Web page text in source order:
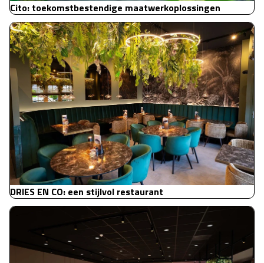
Cito: toekomstbestendige maatwerkoplossingen
DRIES EN CO: een stijlvol restaurant
DRIES EN CO: een stijlvol restaurant
Maasvlakte: eigentijdse Bedrijfsrestaurant in Rotterdam